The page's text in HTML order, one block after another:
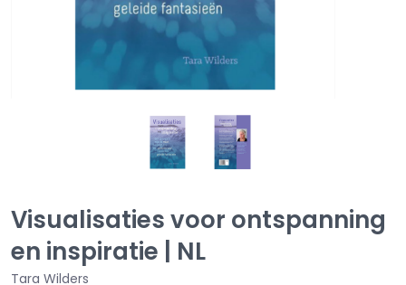
Visualisaties voor ontspanning
en inspiratie | NL
Tara Wilders